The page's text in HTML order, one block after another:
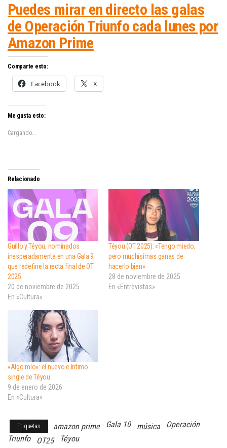
Puedes mirar en directo las galas
de Operación Triunfo cada lunes por
Amazon Prime
Comparte esto:
Facebook X
Me gusta esto:
Cargando...
Relacionado
Guillo y Téyou, nominados
inesperadamente en una Gala 9
que redefine la recta final de OT
2025
20 de noviembre de 2025
En «Cultura»
Téyou (OT 2025): «Tengo miedo,
pero muchísimas ganas de
hacerlo bien»
28 de noviembre de 2025
En «Entrevistas»
«Algo mío»: el nuevo e íntimo
single de Téyou
9 de enero de 2026
En «Cultura»
Etiquetas amazon prime Gala 10 música
Operación
Triunfo
OT25 Téyou